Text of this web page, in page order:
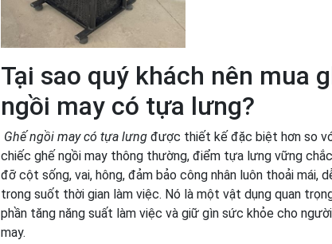
Tại sao quý khách nên mua
ngồi may có tựa lưng?
Ghế ngồi may có tựa lưng được thiết kế đặc biệt hơn so
chiếc ghế ngồi may thông thường, điểm tựa lưng vững
đỡ cột sống, vai, hông, đảm bảo công nhân luôn thoải mái,
trong suốt thời gian làm việc. Nó là một vật dụng quan
phần tăng năng suất làm việc và giữ gìn sức khỏe cho
may.